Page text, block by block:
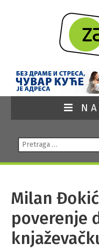
Pretraga:
Milan
poverenje